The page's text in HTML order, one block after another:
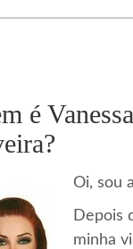
é
Oi, sou
Depois
minha